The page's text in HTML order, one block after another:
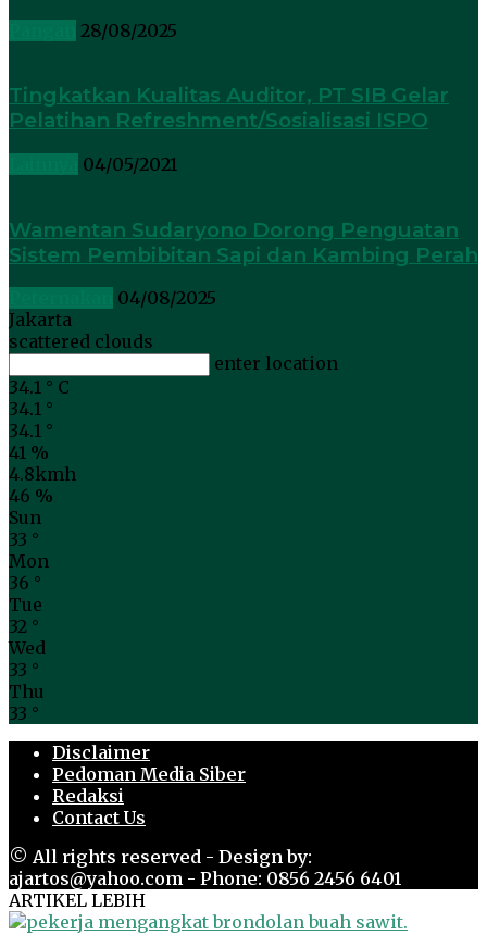
28/08/2025
Tingkatkan Kualitas Auditor, PT SIB Gelar
Pelatihan Refreshment/Sosialisasi ISPO
04/05/2021
Wamentan Sudaryono Dorong Penguatan
Sistem Pembibitan Sapi dan Kambing Perah
04/08/2025
Jakarta
scattered clouds
enter location
34.1 ° C
34.1 °
34.1 °
41 %
4.8kmh
46 %
Sun
33 °
Mon
36 °
Tue
32 °
Wed
33 °
Thu
33 °
Disclaimer
Pedoman Media Siber
Redaksi
Contact Us
© All rights reserved - Design by:
ajartos@yahoo.com - Phone: 0856 2456 6401
ARTIKEL LEBIH